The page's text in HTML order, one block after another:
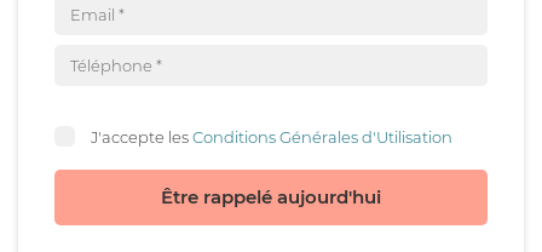
J'accepte lesConditions Générales d'Utilisation
Être rappelé aujourd'hui